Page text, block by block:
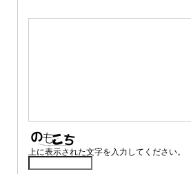
上に表示された文字を入力してください。